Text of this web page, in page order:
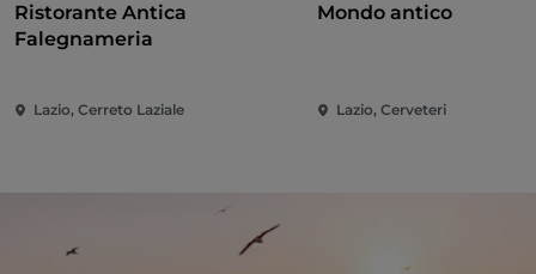
Ristorante Antica
Falegnameria
Lazio, Cerreto Laziale
Mondo antico
Lazio, Cerveteri